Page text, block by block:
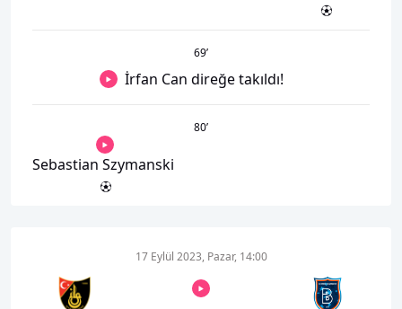
69’
İrfan Can direğe takıldı!
80’
Sebastian Szymanski
17 Eylül 2023, Pazar, 14:00